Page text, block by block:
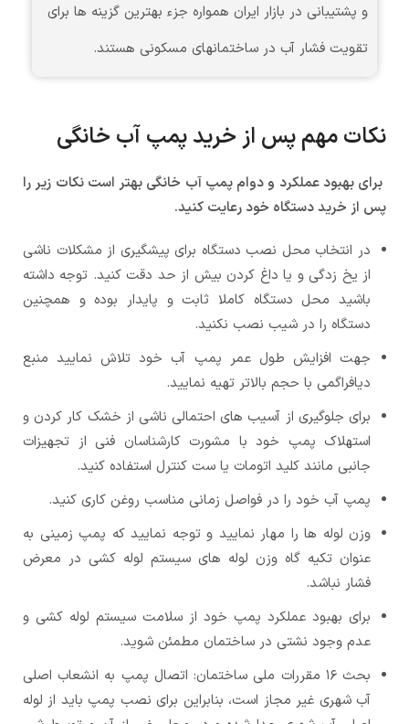
و پشتیبانی در بازار ایران همواره جزء بهترین گزینه ها برای
تقویت فشار آب در ساختمانهای مسکونی هستند.
نکات مهم پس از خرید پمپ آب خانگی
برای بهبود عملکرد و دوام پمپ آب خانگی بهتر است نکات زیر را
پس از خرید دستگاه خود رعایت کنید.
در انتخاب محل نصب دستگاه برای پیشگیری از مشکلات ناشی
از یخ زدگی و یا داغ کردن بیش از حد دقت کنید. توجه داشته
باشید محل دستگاه کاملا ثابت و پایدار بوده و همچنین
دستگاه را در شیب نصب نکنید.
جهت افزایش طول عمر پمپ آب خود تلاش نمایید منبع
دیافراگمی با حجم بالاتر تهیه نمایید.
برای جلوگیری از آسیب های احتمالی ناشی از خشک کار کردن و
استهلاک پمپ خود با مشورت کارشناسان فنی از تجهیزات
جانبی مانند کلید اتومات یا ست کنترل استفاده کنید.
پمپ آب خود را در فواصل زمانی مناسب روغن کاری کنید.
وزن لوله ها را مهار نمایید و توجه نمایید که پمپ زمینی به
عنوان تکیه گاه وزن لوله های سیستم لوله کشی در معرض
فشار نباشد.
برای بهبود عملکرد پمپ خود از سلامت سیستم لوله کشی و
عدم وجود نشتی در ساختمان مطمئن شوید.
بحث ۱۶ مقررات ملی ساختمان: اتصال پمپ به انشعاب اصلی
آب شهری غیر مجاز است، بنابراین برای نصب پمپ باید از لوله